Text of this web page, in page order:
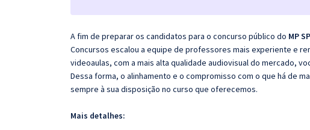
A fim de preparar os candidatos para o concurso público do MP
Concursos escalou a equipe de professores mais experiente e
videoaulas, com a mais alta qualidade audiovisual do mercado,
Dessa forma, o alinhamento e o compromisso com o que há de
sempre à sua disposição no curso que oferecemos.
Mais detalhes: